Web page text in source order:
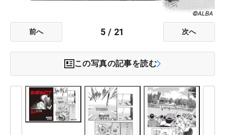
前へ 5 / 21 次へ
この写真の記事を読む